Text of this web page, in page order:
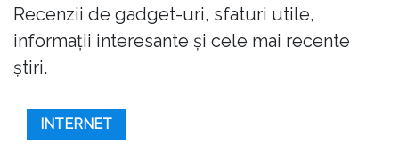
Recenzii de gadget-uri, sfaturi utile,
informații interesante și cele mai recente
știri.
INTERNET